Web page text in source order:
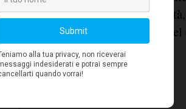
seppur in espansione sulle
significativo dell'apprezzamento